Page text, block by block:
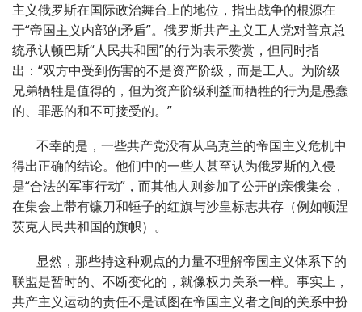
主义俄罗斯在国际政治舞台上的地位，指出战争的根源在
于“帝国主义内部的矛盾”。俄罗斯共产主义工人党对普京总
统承认顿巴斯“人民共和国”的行为表示赞赏，但同时指
出：“双方中受到伤害的不是资产阶级，而是工人。为阶级
兄弟牺牲是值得的，但为资产阶级利益而牺牲的行为是愚蠢
的、罪恶的和不可接受的。”
不幸的是，一些共产党没有从乌克兰的帝国主义危机中
得出正确的结论。他们中的一些人甚至认为俄罗斯的入侵
是“合法的军事行动”，而其他人则参加了公开的亲俄集会，
在集会上带有镰刀和锤子的红旗与沙皇标志共存（例如顿涅
茨克人民共和国的旗帜）。
显然，那些持这种观点的力量不理解帝国主义体系下的
联盟是暂时的、不断变化的，就像权力关系一样。事实上，
共产主义运动的责任不是试图在帝国主义者之间的关系中扮